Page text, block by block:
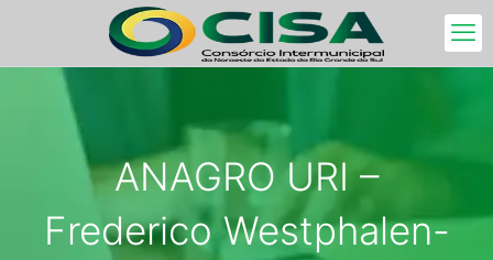
ANAGRO URI –
Frederico Westphalen-